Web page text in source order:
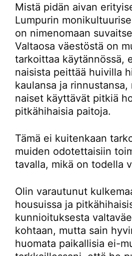
Mistä pidän aivan
Lumpurin
on nimenomaan
Valtaosa väestöstä on
tarkoittaa käytännössä,
naisista peittää huivilla
kaulansa ja rinnustansa,
naiset käyttävät pitkiä
pitkähihaisia paitoja.
Tämä ei kuitenkaan
muiden odotettaisiin
tavalla, mikä on todella
Olin varautunut
housuissa ja
kunnioituksesta
kohtaan, mutta sain
huomata paikallisia ei-